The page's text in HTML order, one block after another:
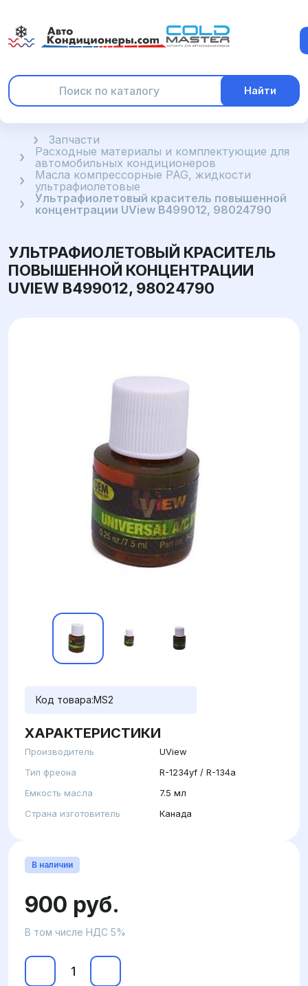
Найти
ГлавнаяЗапчасти
Расходные материалы и комплектующие для
автомобильных кондиционеров
Масла компрессорные PAG, жидкости
ультрафиолетовые
Ультрафиолетовый краситель повышенной
концентрации UView B499012, 98024790
УЛЬТРАФИОЛЕТОВЫЙ КРАСИТЕЛЬ
ПОВЫШЕННОЙ КОНЦЕНТРАЦИИ
UVIEW B499012, 98024790
Код товара:MS2
ХАРАКТЕРИСТИКИ
Производитель
UView
Тип фреона
R-1234yf / R-134a
Емкость масла
7.5 мл
Страна изготовитель
Канада
В наличии
900 руб.
В том числе НДС 5%